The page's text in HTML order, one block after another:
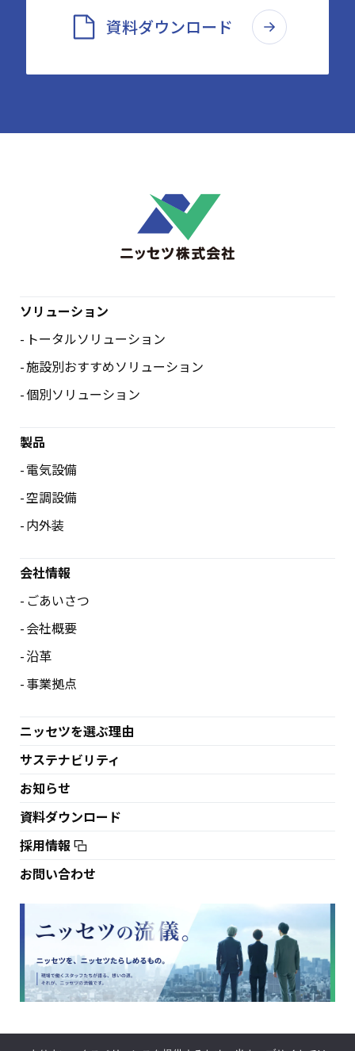
資料ダウンロード
ソリューション
トータルソリューション
施設別おすすめソリューション
個別ソリューション
製品
電気設備
空調設備
内外装
会社情報
ごあいさつ
会社概要
沿革
事業拠点
ニッセツを選ぶ理由
サステナビリティ
お知らせ
資料ダウンロード
採用情報
お問い合わせ